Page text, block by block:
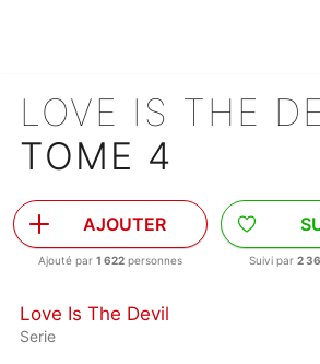
LOVE IS THE
TOME 4
AJOUTER
Ajouté par 1 622 personnes Suivi par 2
Love Is The Devil
Serie